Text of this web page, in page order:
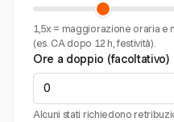
1,5x = maggiorazione oraria e
(es. CA dopo 12 h, festività).
Ore a doppio (facoltativo)
Alcuni stati richiedono